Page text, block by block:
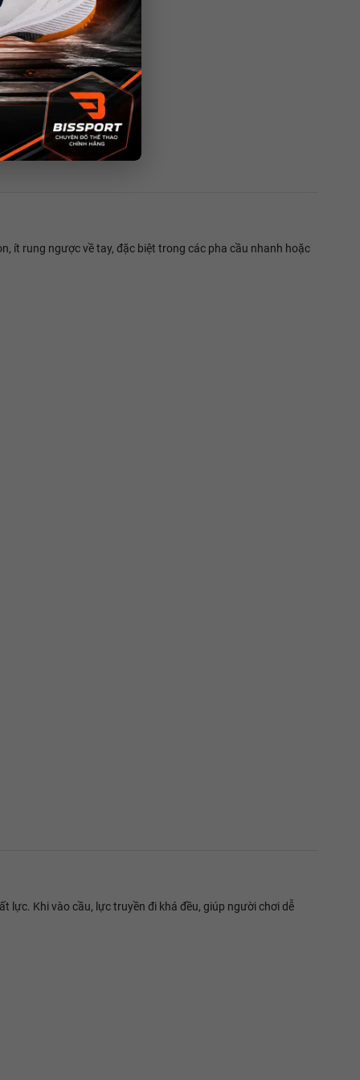
ít rung ngược về tay, đặc biệt trong các pha cầu nhanh hoặc
lực. Khi vào cầu, lực truyền đi khá đều, giúp người chơi dễ